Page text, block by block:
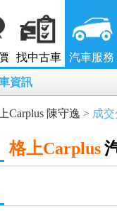
找中古車 汽車服務
資訊
Carplus 陳守逸 > 成
格上Carplus